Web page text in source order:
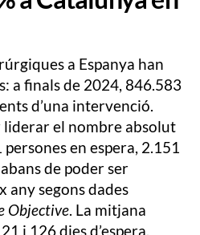
a Espanya han
a finals de 2024, 846.583
d’una intervenció.
liderar el nombre absolut
en espera, 2.151
de poder ser
any segons dades
Objective. La mitjana
i 126 dies d’espera,